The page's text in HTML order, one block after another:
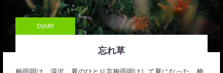
DIARY
忘れ草
梅雨明け、湯沢、夏のひとり言梅雨明けして夏になった。梅